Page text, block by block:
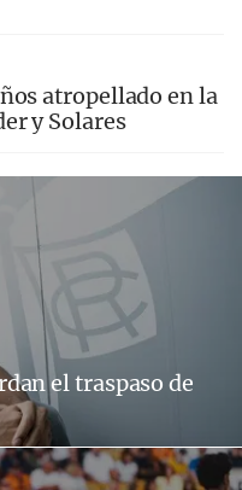
atropellado en la
y Solares
el traspaso de